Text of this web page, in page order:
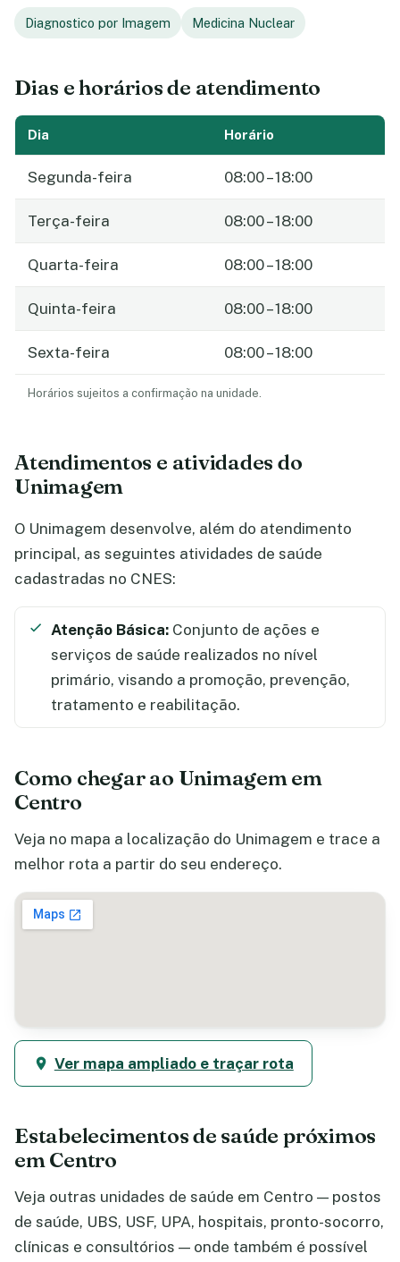
Diagnostico por Imagem Medicina Nuclear
Dias e horários de atendimento
Dia Horário
Segunda-feira 08:00 – 18:00
Terça-feira 08:00 – 18:00
Quarta-feira 08:00 – 18:00
Quinta-feira 08:00 – 18:00
Sexta-feira 08:00 – 18:00
Horários sujeitos a confirmação na unidade.
Atendimentos e atividades do
Unimagem
O Unimagem desenvolve, além do atendimento
principal, as seguintes atividades de saúde
cadastradas no CNES:
Atenção Básica: Conjunto de ações e
serviços de saúde realizados no nível
primário, visando a promoção, prevenção,
tratamento e reabilitação.
Como chegar ao Unimagem em
Centro
Veja no mapa a localização do Unimagem e trace a
melhor rota a partir do seu endereço.
Ver mapa ampliado e traçar rota
Estabelecimentos de saúde próximos
em Centro
Veja outras unidades de saúde em Centro — postos
de saúde, UBS, USF, UPA, hospitais, pronto-socorro,
clínicas e consultórios — onde também é possível